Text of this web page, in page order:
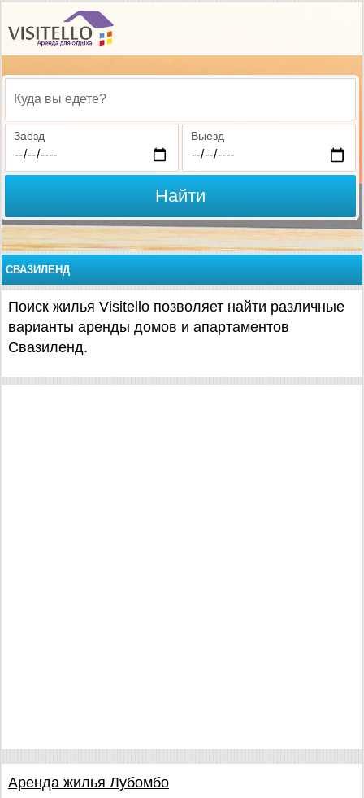
Куда вы едете?
Заезд Выезд
Найти
СВАЗИЛЕНД
Поиск жилья Visitello позволяет найти различные
варианты аренды домов и апартаментов
Свазиленд.
Аренда жилья Лубомбо